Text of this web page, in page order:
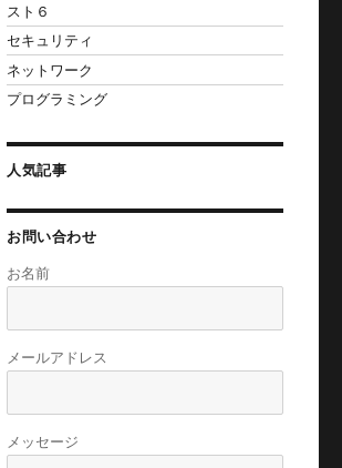
スト６
セキュリティ
ネットワーク
プログラミング
人気記事
お問い合わせ
お名前
メールアドレス
メッセージ